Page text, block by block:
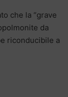
che la “grave
da
riconducibile a